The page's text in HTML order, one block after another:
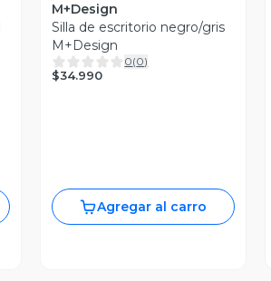
M+Design
Silla de escritorio negro/gris
M+Design
0(0)
$34.990
Agregar al carro